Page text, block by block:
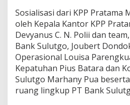
Sosialisasi dari KPP Pratama
oleh Kepala Kantor KPP
Devyanus C. N. Polii dan
Bank Sulutgo, Joubert
Operasional Louisa
Kepatuhan Pius Batara dan
Sulutgo Marhany Pua
ruang lingkup PT Bank